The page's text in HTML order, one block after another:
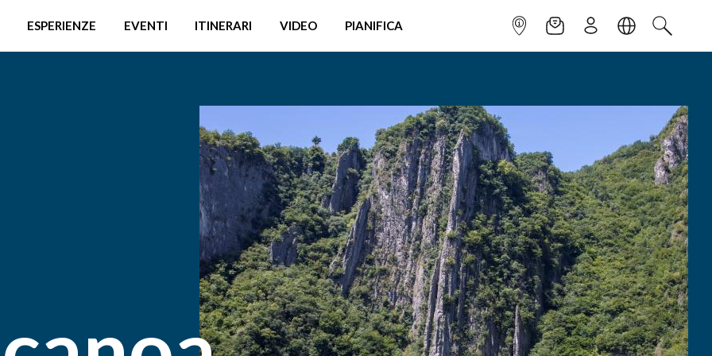
ESPERIENZE EVENTI ITINERARI VIDEO PIANIFICA INFOPOINTNEWSLETTER
ISCRIVITILINGUACERCA